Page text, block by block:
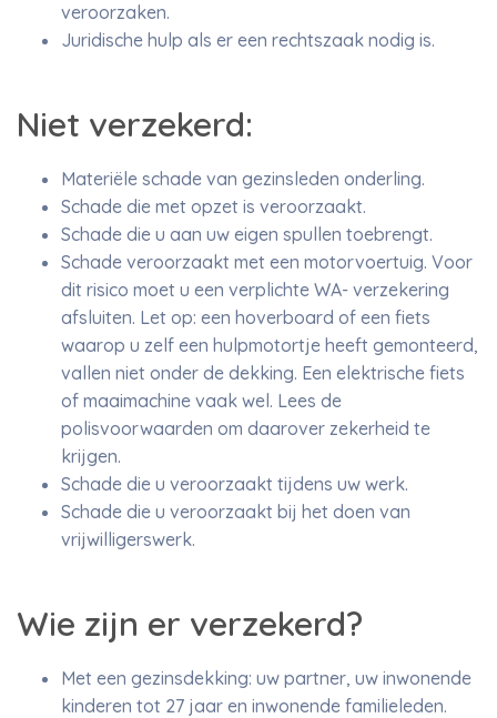
veroorzaken.
Juridische hulp als er een rechtszaak nodig is.
Niet verzekerd:
Materiële schade van gezinsleden onderling.
Schade die met opzet is veroorzaakt.
Schade die u aan uw eigen spullen toebrengt.
Schade veroorzaakt met een motorvoertuig. Voor
dit risico moet u een verplichte WA- verzekering
afsluiten. Let op: een hoverboard of een fiets
waarop u zelf een hulpmotortje heeft gemonteerd,
vallen niet onder de dekking. Een elektrische fiets
of maaimachine vaak wel. Lees de
polisvoorwaarden om daarover zekerheid te
krijgen.
Schade die u veroorzaakt tijdens uw werk.
Schade die u veroorzaakt bij het doen van
vrijwilligerswerk.
Wie zijn er verzekerd?
Met een gezinsdekking: uw partner, uw inwonende
kinderen tot 27 jaar en inwonende familieleden.